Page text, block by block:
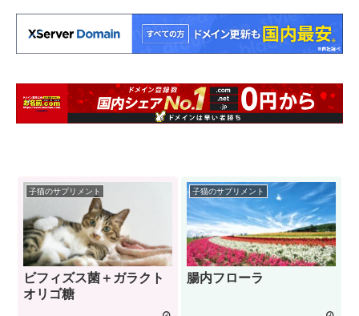
子猫のサプリメント
ビフィズス菌＋ガラクト
オリゴ糖
子猫のサプリメント
腸内フローラ